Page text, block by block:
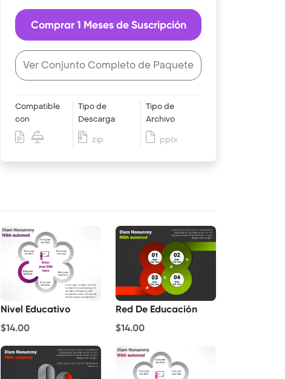
Comprar 1 Meses de Suscripción
Ver Conjunto Completo de Paquete
Compatible
con
Tipo de
Descarga
zip
Tipo de
Archivo
pptx
Nivel Educativo
$14.00
Red De Educación
$14.00